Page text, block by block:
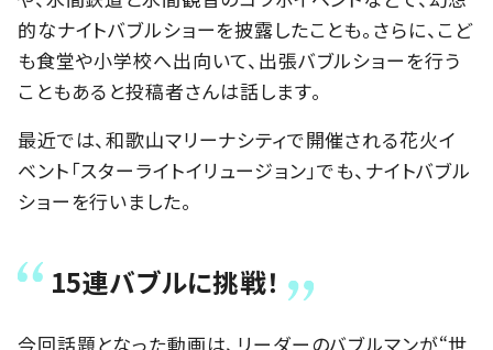
的なナイトバブルショーを披露したことも。さらに、こど
も食堂や小学校へ出向いて、出張バブルショーを行う
こともあると投稿者さんは話します。
最近では、和歌山マリーナシティで開催される花火イ
ベント「スターライトイリュージョン」でも、ナイトバブル
ショーを行いました。
15連バブルに挑戦！
今回話題となった動画は、リーダーのバブルマンが“世